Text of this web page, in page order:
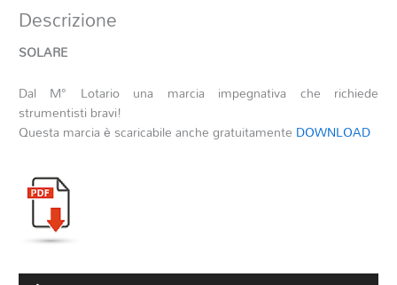
Descrizione
SOLARE
Dal M° Lotario una marcia impegnativa che richiede
strumentisti bravi!
Questa marcia è scaricabile anche gratuitamente DOWNLOAD